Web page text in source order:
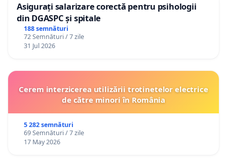
Asigurați salarizare corectă pentru psihologii
din DGASPC și spitale
188 semnături
72 Semnături / 7 zile
31 Jul 2026
Cerem interzicerea utilizării trotinetelor electrice
de către minori în România
5 282 semnături
69 Semnături / 7 zile
17 May 2026